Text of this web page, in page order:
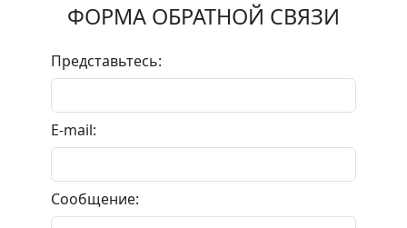
ФОРМА ОБРАТНОЙ СВЯЗИ
Представьтесь:
E-mail:
Сообщение: